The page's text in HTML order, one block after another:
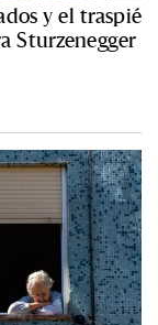
y el traspié
Sturzenegger